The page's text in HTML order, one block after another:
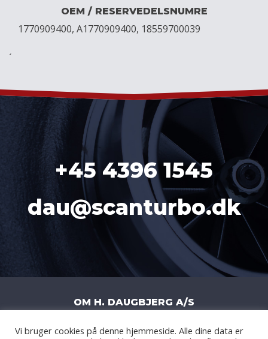
OEM / RESERVEDELSNUMRE
1770909400, A1770909400, 18559700039
´
+45 4396 1545
dau@scanturbo.dk
OM H. DAUGBJERG A/S
H. DAUGBJERG A/S | LITERBUEN 11J |
Vi bruger cookies på denne hjemmeside. Alle dine data er